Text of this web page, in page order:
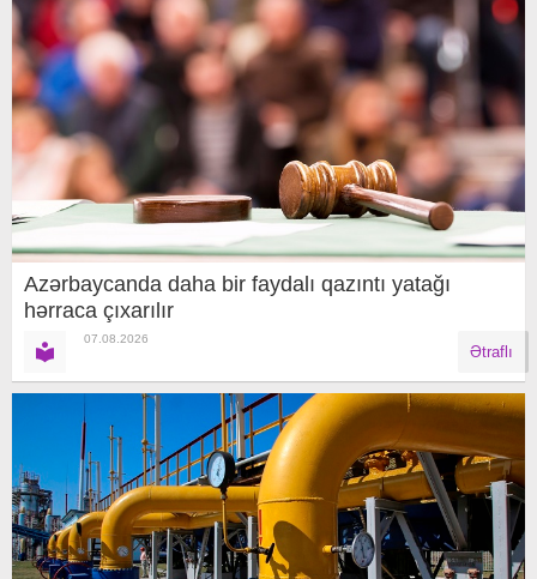
Azərbaycanda daha bir faydalı qazıntı yatağı
hərraca çıxarılır
07.08.2026
Ətraflı